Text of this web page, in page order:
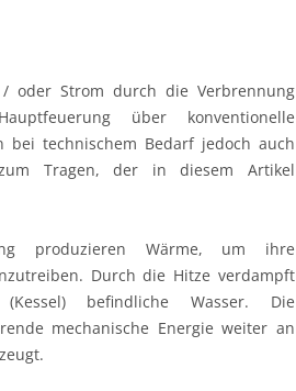
oder Strom durch die Verbrennung
über konventionelle
bei technischem Bedarf jedoch auch
Tragen, der in diesem Artikel
produzieren Wärme, um ihre
Durch die Hitze verdampft
befindliche Wasser. Die
mechanische Energie weiter an